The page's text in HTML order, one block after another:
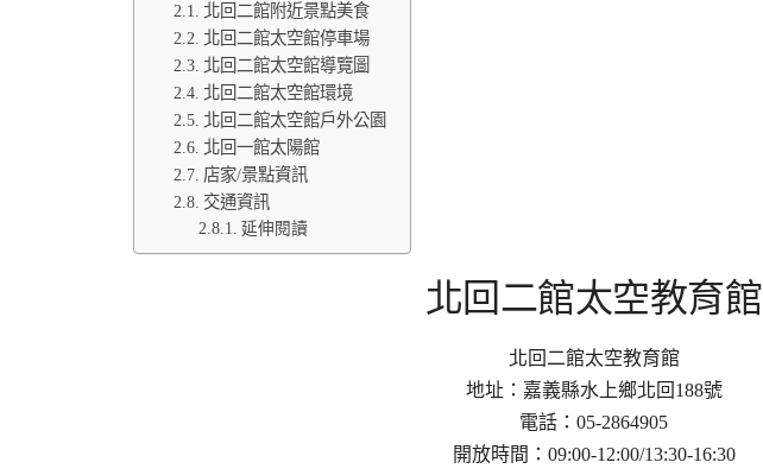
北回二館附近景點美食
北回二館太空館停車場
北回二館太空館導覽圖
北回二館太空館環境
北回二館太空館戶外公園
北回一館太陽館
店家/景點資訊
交通資訊
延伸閱讀
北回二館太空教育館
北回二館太空教育館
地址：嘉義縣水上鄉北回188號
電話：05-2864905
開放時間：09:00-12:00/13:30-16:30